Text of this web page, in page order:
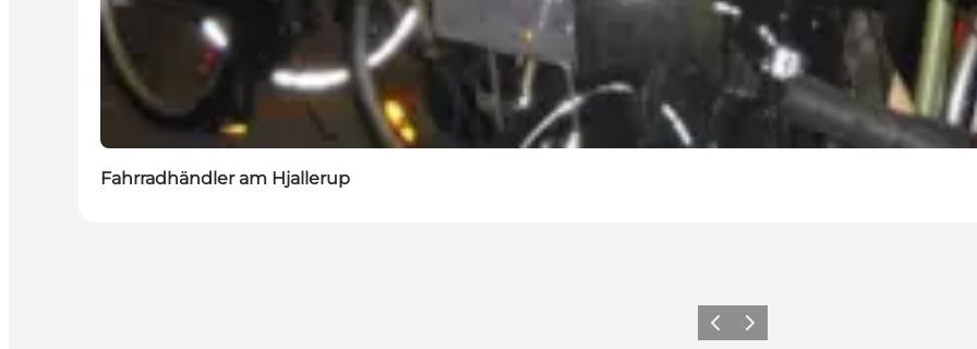
Fahrradhändler am Hjallerup
ZurückWeiter